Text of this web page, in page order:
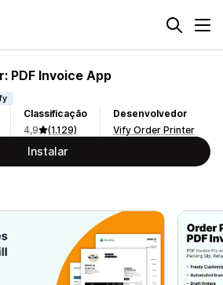
PDF Invoice App
Classificação
4,9
(1.129)
Desenvolvedor
Vify Order Printer
Instalar